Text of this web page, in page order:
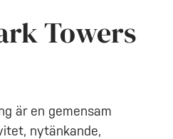
Towers
är en gemensam
nytänkande,